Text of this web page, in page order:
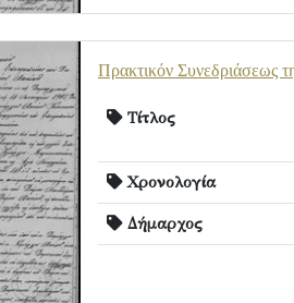
Πρακτικόν Συνεδριάσεως
Τίτλος
Χρονολογία
Δήμαρχος